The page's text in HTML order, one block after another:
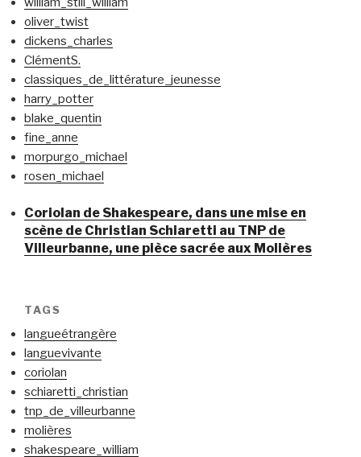
oliver_twist
dickens_charles
ClémentS.
classiques_de_littérature_jeunesse
harry_potter
blake_quentin
fine_anne
morpurgo_michael
rosen_michael
Coriolan de Shakespeare, dans une mise en
scène de Christian Schiaretti au TNP de
Villeurbanne, une pièce sacrée aux Molières
TAGS
langueétrangère
languevivante
coriolan
schiaretti_christian
tnp_de_villeurbanne
molières
shakespeare_william